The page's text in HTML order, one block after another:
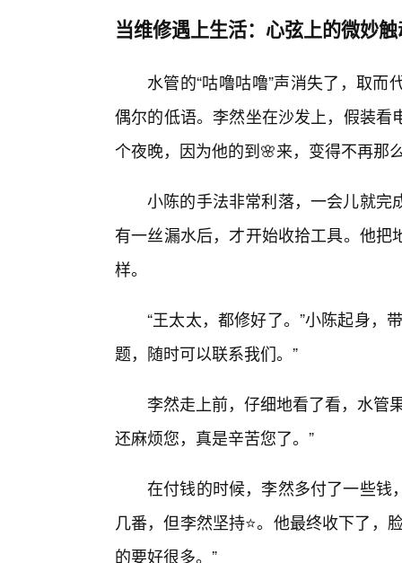
当维修遇上生活：心弦上的微妙
水管的“咕噜咕噜”声消失了，取
偶尔的低语。李然坐在沙发上，假装
个夜晚，因为他的到🌸来，变得不再那
小陈的手法非常利落，一会儿就完
有一丝漏水后，才开始收拾工具。他
样。
“王太太，都修好了。”小陈起身，
题，随时可以联系我们。”
李然走上前，仔细地看了看，水管
还麻烦您，真是辛苦您了。”
在付钱的时候，李然多付了一些钱
几番，但李然坚持⭐。他最终收下了，
的要好很多。”